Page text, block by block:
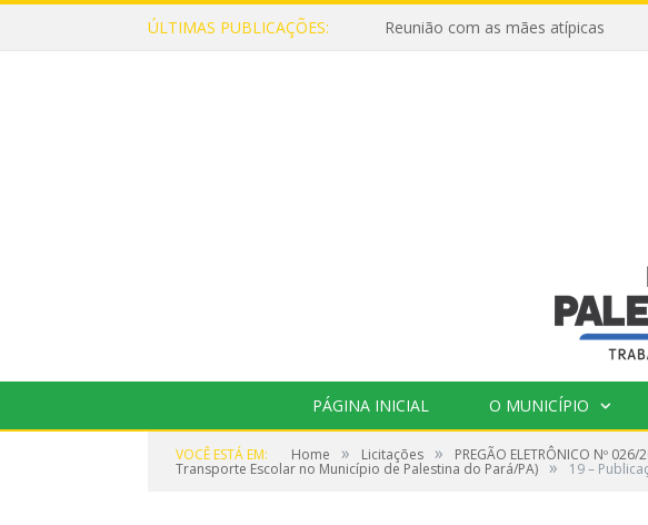
ÚLTIMAS PUBLICAÇÕES: Reunião com as mães atípicas
PÁGINA INICIAL O MUNICÍPIO
VOCÊ ESTÁ EM: Home » Licitações » PREGÃO ELETRÔNICO Nº
Transporte Escolar no Município de Palestina do Pará/PA) » 19 –